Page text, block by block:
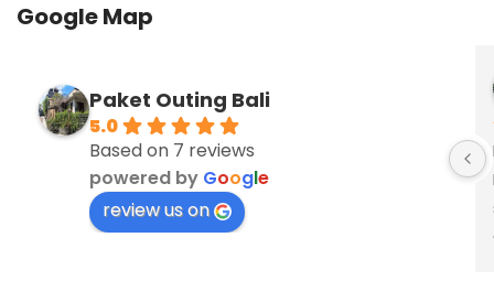
Google Map
Paket Outing Bali
5.0
Based on 7 reviews
powered by Google
review us on